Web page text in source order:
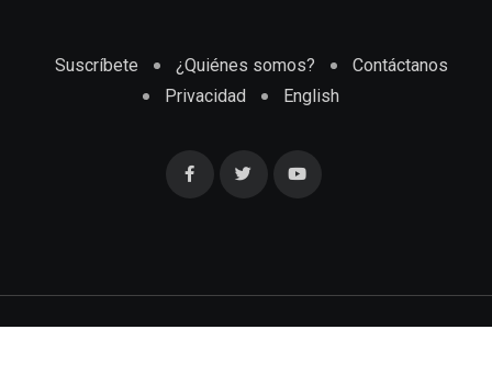
Suscríbete ¿Quiénes somos?
Contáctanos
Privacidad
English